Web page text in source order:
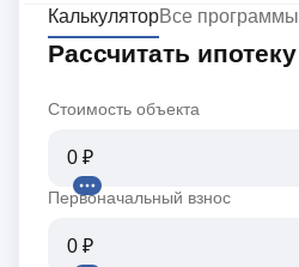
КалькуляторВсе программы
Рассчитать ипотеку
Стоимость объекта
Первоначальный взнос